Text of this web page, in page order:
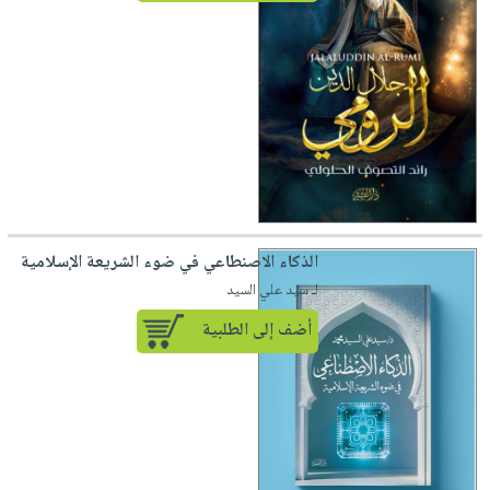
الذكاء الاصنطاعي في ضوء الشريعة الإسلامية
لـ سيد علي السيد
أضف إلى الطلبية